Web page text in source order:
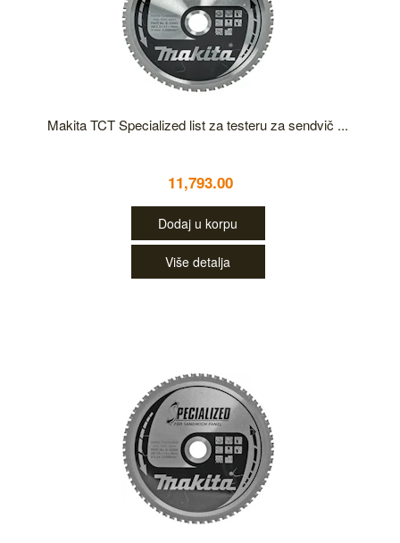
Makita TCT Specialized list za testeru za sendvič ...
11,793.00
Dodaj u korpu
Više detalja